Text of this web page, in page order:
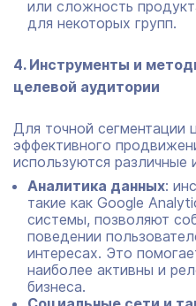
или сложность
для некоторых групп.
4. Инструменты и
целевой аудитории
Для точной сегментации
эффективного
используются
Аналитика данных:
такие как Google
системы, позволяют
поведении
интересах. Это
наиболее активны и
бизнеса.